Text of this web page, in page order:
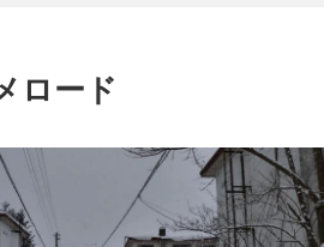
ロード